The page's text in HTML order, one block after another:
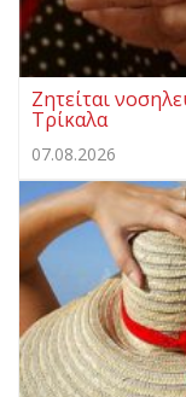
Ζητείται
Τρίκαλα
07.08.2026